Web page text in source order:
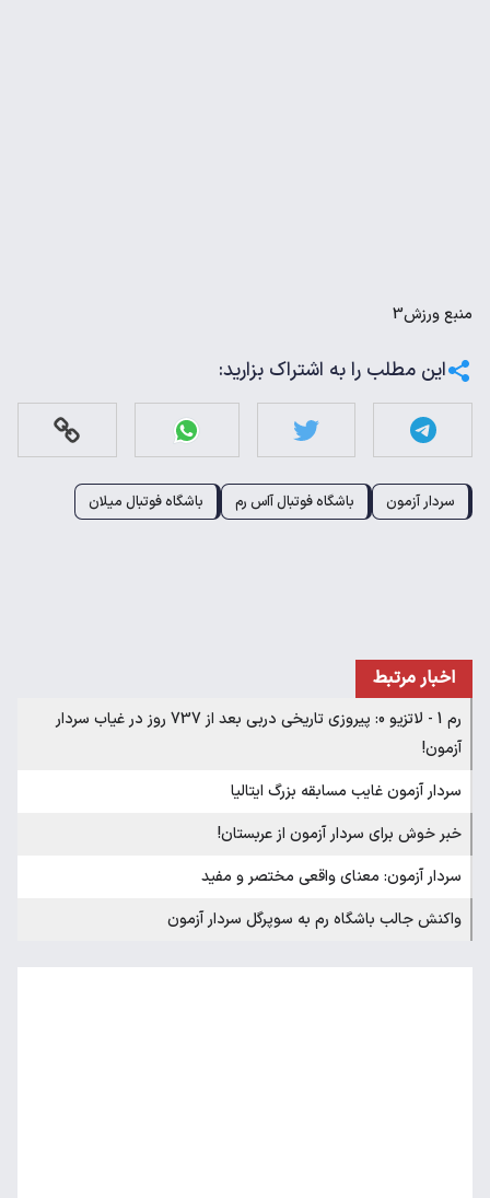
منبعورزش3
این مطلب را به اشتراک بزارید:
سردار آزمون باشگاه فوتبال آاس رم باشگاه فوتبال میلان
اخبار مرتبط
رم 1 - لاتزیو 0: پیروزی تاریخی دربی بعد از 737 روز در غیاب سردار
آزمون!‌
سردار آزمون غایب مسابقه بزرگ ایتالیا
خبر خوش برای سردار آزمون از عربستان!
سردار آزمون: معنای واقعی مختصر و مفید
واکنش جالب باشگاه رم به سوپرگل سردار آزمون